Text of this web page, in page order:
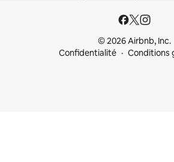
© 2026 Airbnb, Inc.
Confidentialité
Conditions